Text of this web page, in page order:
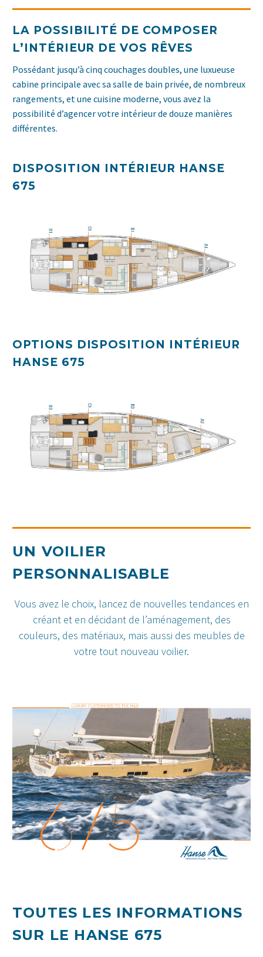
LA POSSIBILITÉ DE COMPOSER
L’INTÉRIEUR DE VOS RÊVES
Possédant jusqu’à cinq couchages doubles, une luxueuse
cabine principale avec sa salle de bain privée, de nombreux
rangements, et une cuisine moderne, vous avez la
possibilité d’agencer votre intérieur de douze manières
différentes.
DISPOSITION INTÉRIEUR HANSE
675
OPTIONS DISPOSITION INTÉRIEUR
HANSE 675
UN VOILIER
PERSONNALISABLE
Vous avez le choix, lancez de nouvelles tendances en
créant et en décidant de l’aménagement, des
couleurs, des matériaux, mais aussi des meubles de
votre tout nouveau voilier.
TOUTES LES INFORMATIONS
SUR LE HANSE 675